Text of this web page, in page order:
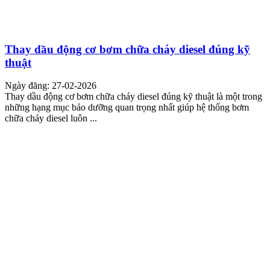
Thay dầu động cơ bơm chữa cháy diesel đúng kỹ
thuật
Ngày đăng: 27-02-2026
Thay dầu động cơ bơm chữa cháy diesel đúng kỹ thuật là một trong
những hạng mục bảo dưỡng quan trọng nhất giúp hệ thống bơm
chữa cháy diesel luôn ...